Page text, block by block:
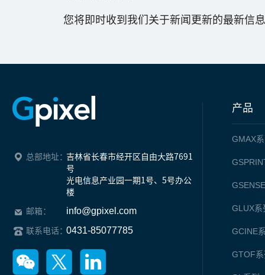
您将即时收到我们关于新闻更新的最新信息
总部地址：吉林省长春市经开区自由大路7691
号
光电信息产业园一期1号、5号办公
楼
邮箱： info@gpixel.com
联系电话：0431-85077785
产品
GMAX
GLUX系
GCINE
GTOF